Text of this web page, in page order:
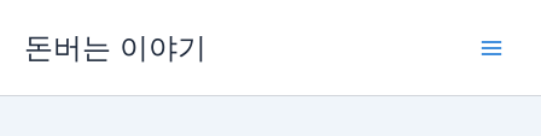
로
돈버는 이야기